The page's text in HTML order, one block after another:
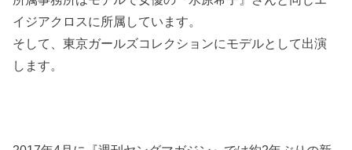
イジアクロスに所属しています。
そして、東京ガールズコレクションにモデルとして出演
します。